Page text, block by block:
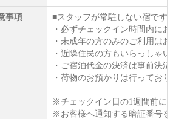
事項
■スタッフが常駐しない宿です
・必ずチェックイン時間内に
・未成年の方のみのご利用は
・近隣住民の方もいらっしゃ
・ご宿泊代金の決済は事前決
・荷物のお預かりは行ってお
※チェックイン日の1週間前に
※お客様へ通知する暗証番号